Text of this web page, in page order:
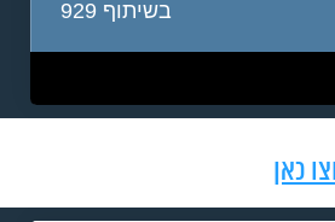
כאן